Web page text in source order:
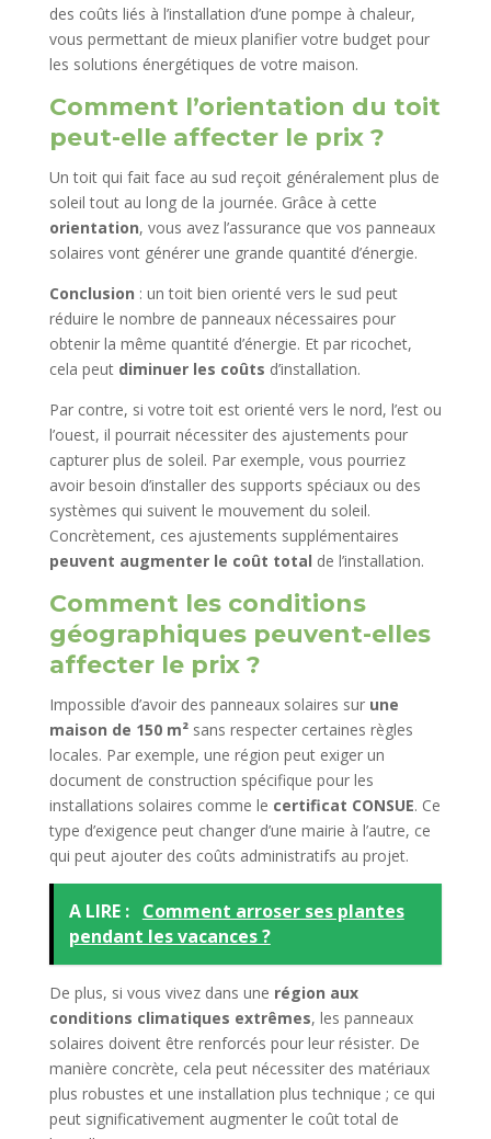
des coûts liés à l’installation d’une pompe à chaleur,
vous permettant de mieux planifier votre budget pour
les solutions énergétiques de votre maison.
Comment l’orientation du toit
peut-elle affecter le prix ?
Un toit qui fait face au sud reçoit généralement plus de
soleil tout au long de la journée. Grâce à cette
orientation, vous avez l’assurance que vos panneaux
solaires vont générer une grande quantité d’énergie.
Conclusion : un toit bien orienté vers le sud peut
réduire le nombre de panneaux nécessaires pour
obtenir la même quantité d’énergie. Et par ricochet,
cela peut diminuer les coûts d’installation.
Par contre, si votre toit est orienté vers le nord, l’est ou
l’ouest, il pourrait nécessiter des ajustements pour
capturer plus de soleil. Par exemple, vous pourriez
avoir besoin d’installer des supports spéciaux ou des
systèmes qui suivent le mouvement du soleil.
Concrètement, ces ajustements supplémentaires
peuvent augmenter le coût total de l’installation.
Comment les conditions
géographiques peuvent-elles
affecter le prix ?
Impossible d’avoir des panneaux solaires sur une
maison de 150 m²sans respecter certaines règles
locales. Par exemple, une région peut exiger un
document de construction spécifique pour les
installations solaires comme le certificat CONSUE. Ce
type d’exigence peut changer d’une mairie à l’autre, ce
qui peut ajouter des coûts administratifs au projet.
A LIRE : Comment arroser ses plantes
pendant les vacances ?
De plus, si vous vivez dans une région aux
conditions climatiques extrêmes, les panneaux
solaires doivent être renforcés pour leur résister. De
manière concrète, cela peut nécessiter des matériaux
plus robustes et une installation plus technique ; ce qui
peut significativement augmenter le coût total de